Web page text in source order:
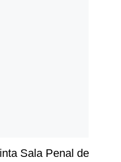
Sala Penal de